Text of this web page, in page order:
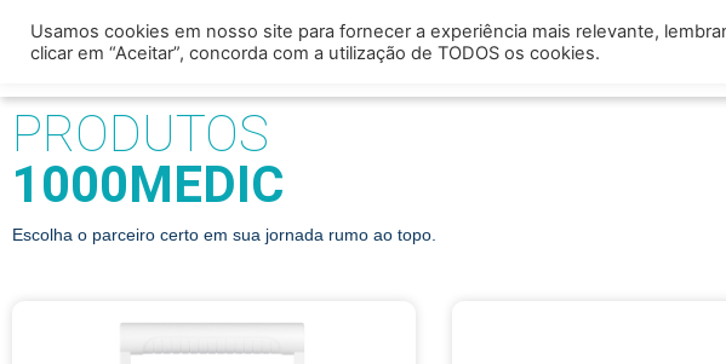
Home Quem somos Assistência
PRODUTOS
1000MEDIC
Escolha o parceiro certo em sua jornada rumo ao topo.
Usamos cookies em nosso site para fornecer a experiência mais relevante,
clicar em “Aceitar”, concorda com a utilização de TODOS os cookies.